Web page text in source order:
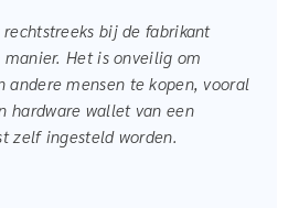
bij de fabrikant
Het is onveilig om
andere mensen te kopen, vooral
hardware wallet van een
zelf ingesteld worden.